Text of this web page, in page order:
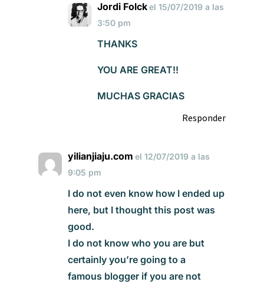
Jordi Folckel 15/07/2019 a las
3:50 pm
THANKS
YOU ARE GREAT!!
MUCHAS GRACIAS
Responder
yilianjiaju.com el 12/07/2019 a las
9:05 pm
I do not even know how I ended up
here, but I thought this post was
good.
I do not know who you are but
certainly you’re going to a
famous blogger if you are not